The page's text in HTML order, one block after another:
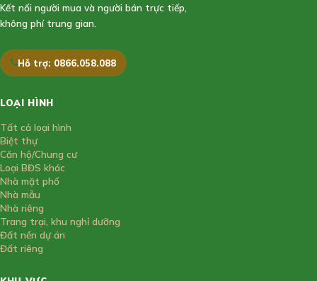
Kết nối người mua và người bán trực tiếp,
không phí trung gian.
Hỗ trợ: 0866.058.088
LOẠI HÌNH
Tất cả loại hình
Biệt thự
Căn hộ/Chung cư
Loại BĐS khác
Nhà mặt phố
Nhà mẫu
Nhà riêng
Trang trại, khu nghỉ dưỡng
Đất nền dự án
Đất riêng